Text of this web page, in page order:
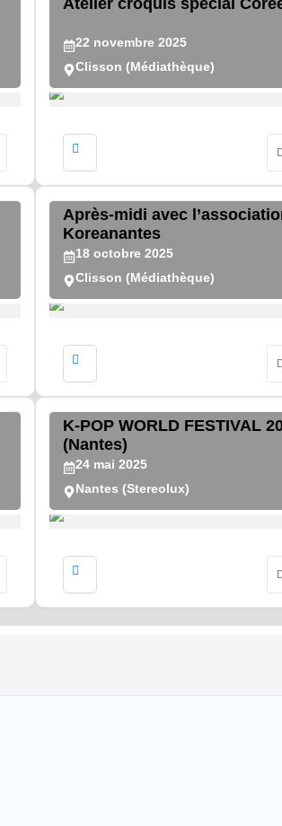
Atelier croquis spécial
22 novembre 2025
Clisson (Médiathèque)
Après-midi avec
Koreanantes
18 octobre 2025
Clisson (Médiathèque)
K-POP WORLD FESTIVAL
(Nantes)
24 mai 2025
Nantes (Stereolux)